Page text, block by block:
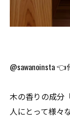
@sawanoinsta
木の香りの成分
人にとって様々